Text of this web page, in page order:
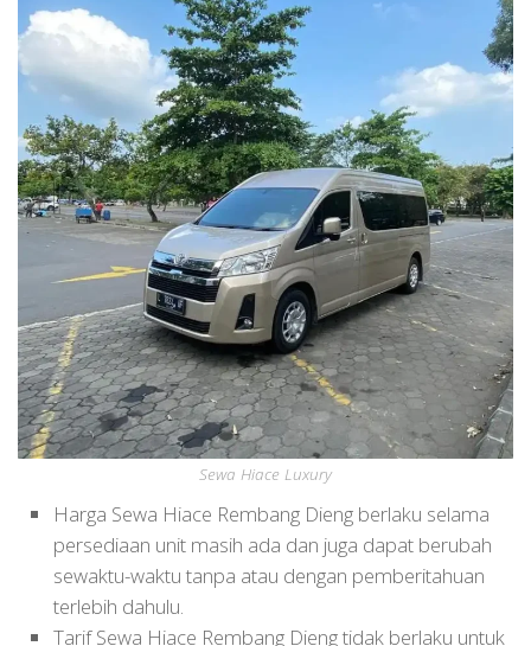
Sewa Hiace Luxury
Harga Sewa Hiace Rembang Dieng berlaku selama
persediaan unit masih ada dan juga dapat berubah
sewaktu-waktu tanpa atau dengan pemberitahuan
terlebih dahulu.
Tarif Sewa Hiace Rembang Dieng tidak berlaku untuk